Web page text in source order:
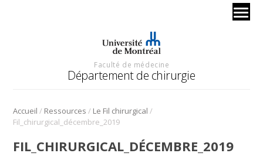
Faculté de médecine
Département de chirurgie
Accueil / Ressources / Le Fil chirurgical /
Fil_chirurgical_décembre_2019
FIL_CHIRURGICAL_DÉCEMBRE_2019